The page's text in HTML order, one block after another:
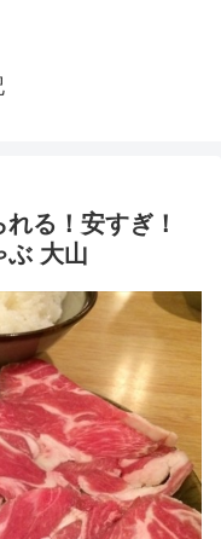
る！安すぎ！
大山